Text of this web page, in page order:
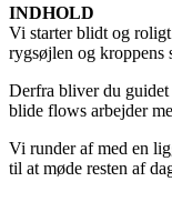
INDHOLD
Vi starter blidt og
rygsøjlen og kroppens
Derfra bliver du guidet
blide flows arbejder
Vi runder af med en
til at møde resten af